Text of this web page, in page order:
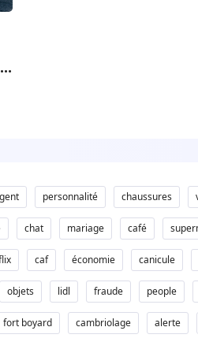
personnalité chaussures
chat mariage café
caf économie canicule
objets lidl fraude people
fort boyard cambriolage alerte